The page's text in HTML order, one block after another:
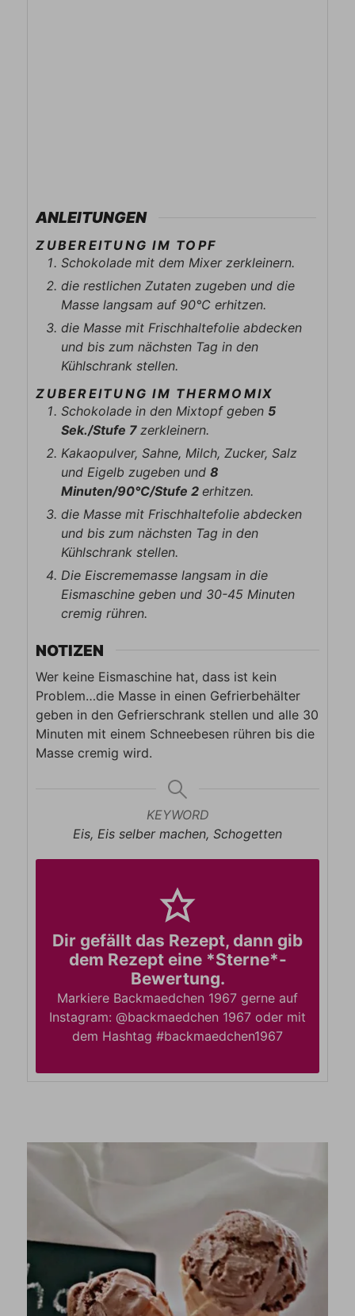
ANLEITUNGEN
ZUBEREITUNG IM TOPF
Schokolade mit dem Mixer zerkleinern.
die restlichen Zutaten zugeben und die
Masse langsam auf 90°C erhitzen.
die Masse mit Frischhaltefolie abdecken
und bis zum nächsten Tag in den
Kühlschrank stellen.
ZUBEREITUNG IM THERMOMIX
Schokolade in den Mixtopf geben 5
Sek./Stufe 7zerkleinern.
Kakaopulver, Sahne, Milch, Zucker, Salz
und Eigelb zugeben und8
Minuten/90°C/Stufe 2erhitzen.
die Masse mit Frischhaltefolie abdecken
und bis zum nächsten Tag in den
Kühlschrank stellen.
Die Eiscrememasse langsam in die
Eismaschine geben und 30-45 Minuten
cremig rühren.
NOTIZEN
Wer keine Eismaschine hat, dass ist kein
Problem…die Masse in einen Gefrierbehälter
geben in den Gefrierschrank stellen und alle 30
Minuten mit einem Schneebesen rühren bis die
Masse cremig wird.
KEYWORD
Eis, Eis selber machen, Schogetten
Dir gefällt das Rezept, dann gib
dem Rezept eine *Sterne*-
Bewertung.
Markiere Backmaedchen 1967 gerne auf
Instagram: @backmaedchen 1967 oder mit
dem Hashtag #backmaedchen1967